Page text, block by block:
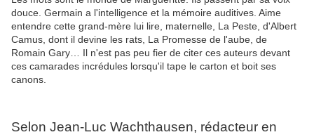
douce. Germain a l'intelligence et la mémoire auditives. Aime
entendre cette grand-mère lui lire, maternelle, La Peste, d'Albert
Camus, dont il devine les rats, La Promesse de l'aube, de
Romain Gary… Il n'est pas peu fier de citer ces auteurs devant
ces camarades incrédules lorsqu'il tape le carton et boit ses
canons.
Selon Jean-Luc Wachthausen, rédacteur en